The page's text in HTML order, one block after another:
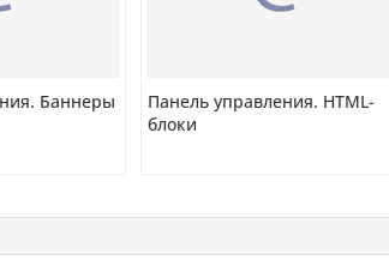
Баннеры
Панель управления. HTML-
блоки